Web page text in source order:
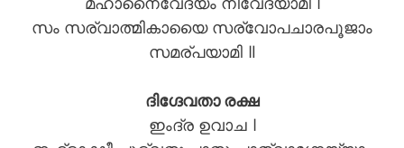
സം സര്വാത്മികായൈ സര്വോപചാരപൂജാം
സമര്പയാമി ॥
ദിഗ്ദേവതാ രക്ഷ
ഇംദ്ര ഉവാച ।